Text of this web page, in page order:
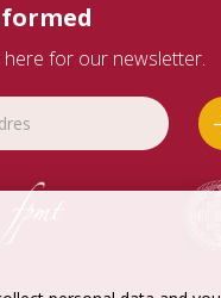
here for our newsletter.